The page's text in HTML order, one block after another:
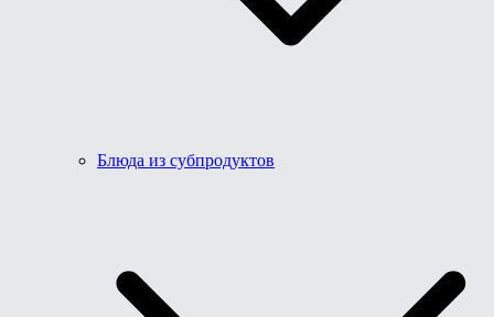
Блюда из субпродуктов